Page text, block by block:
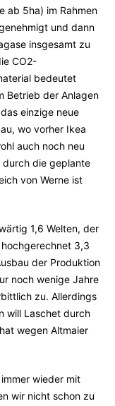
ab 5ha) im Rahmen
und dann
insgesamt zu
CO2-
bedeutet
Betrieb der Anlagen
einzige neue
wo vorher Ikea
auch noch neu
durch die geplante
von Werne ist
1,6 Welten, der
3,3
der Produktion
noch wenige Jahre
zu. Allerdings
will Laschet durch
wegen Altmaier
wieder mit
wir nicht schon zu